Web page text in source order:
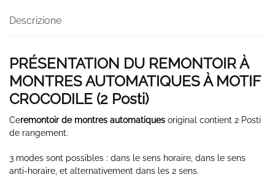
Descrizione
PRÉSENTATION DU REMONTOIR À
MONTRES AUTOMATIQUES À MOTIF
CROCODILE (2 Posti)
Ceremontoir de montres automatiques original contient 2 Posti
de rangement.
3 modes sont possibles : dans le sens horaire, dans le sens
anti-horaire, et alternativement dans les 2 sens.